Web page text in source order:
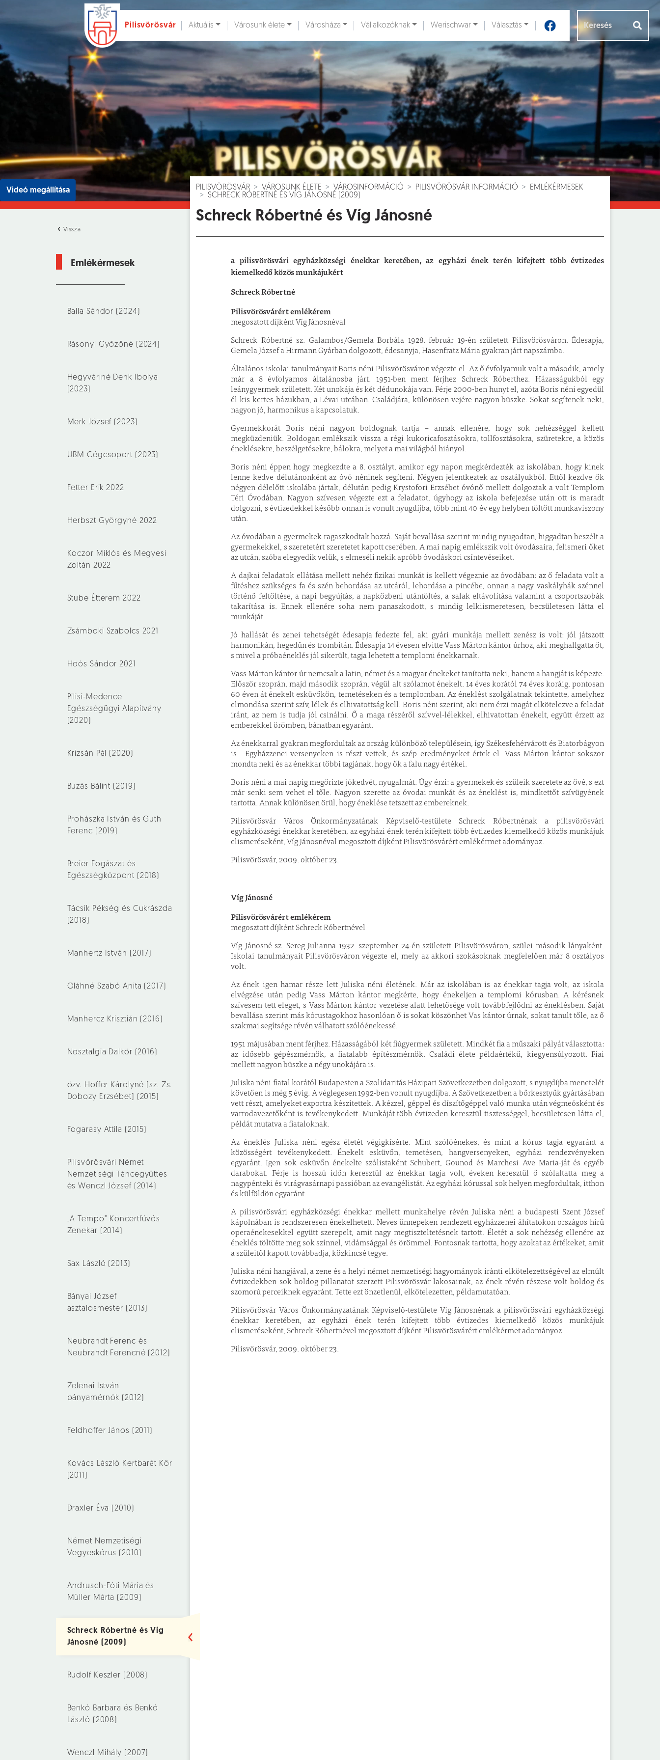
Ugrás a fő tartalomhoz
Pilisvörösvár Aktuális Városunk élete Városháza Vállalkozóknak Werischwar Választás
Videó megállítása
Vissza
Emlékérmesek
Balla Sándor (2024)
Rásonyi Győzőné (2024)
Hegyváriné Denk Ibolya
(2023)
Merk József (2023)
UBM Cégcsoport (2023)
Fetter Erik 2022
Herbszt Györgyné 2022
Koczor Miklós és Megyesi
Zoltán 2022
Stube Étterem 2022
Zsámboki Szabolcs 2021
Hoós Sándor 2021
Pilisi-Medence
Egészségügyi Alapítvány
(2020)
Krizsán Pál (2020)
Buzás Bálint (2019)
Prohászka István és Guth
Ferenc (2019)
Breier Fogászat és
Egészségközpont (2018)
Tácsik Pékség és Cukrászda
(2018)
Manhertz István (2017)
Oláhné Szabó Anita (2017)
Manhercz Krisztián (2016)
Nosztalgia Dalkör (2016)
özv. Hoffer Károlyné [sz. Zs.
Dobozy Erzsébet] (2015)
Fogarasy Attila (2015)
Pilisvörösvári Német
Nemzetiségi Táncegyüttes
és Wenczl József (2014)
„A Tempo” Koncertfúvós
Zenekar (2014)
Sax László (2013)
Bányai József
asztalosmester (2013)
Neubrandt Ferenc és
Neubrandt Ferencné (2012)
Zelenai István
bányamérnök (2012)
Feldhoffer János (2011)
Kovács László Kertbarát Kör
(2011)
Draxler Éva (2010)
Német Nemzetiségi
Vegyeskórus (2010)
Andrusch-Fóti Mária és
Müller Márta (2009)
Schreck Róbertné és Víg
Jánosné (2009)
Rudolf Keszler (2008)
Benkó Barbara és Benkó
László (2008)
Wenczl Mihály (2007)
PILISVÖRÖSVÁR VÁROSUNK ÉLETE VÁROSINFORMÁCIÓ PILISVÖRÖSVÁR INFORMÁCIÓ
EMLÉKÉRMESEK
SCHRECK RÓBERTNÉ ÉS VÍG JÁNOSNÉ (2009)
Schreck Róbertné és Víg Jánosné
a pilisvörösvári egyházközségi énekkar keretében, az egyházi ének terén kifejtett több évtizedes
kiemelkedő közös munkájukért
Schreck Róbertné
Pilisvörösvárért emlékérem
megosztott díjként Víg Jánosnéval
Schreck Róbertné sz. Galambos/Gemela Borbála 1928. február 19-én született Pilisvörösváron. Édesapja,
Gemela József a Hirmann Gyárban dolgozott, édesanyja, Hasenfratz Mária gyakran járt napszámba.
Általános iskolai tanulmányait Boris néni Pilisvörösváron végezte el. Az ő évfolyamuk volt a második, amely
már a 8 évfolyamos általánosba járt. 1951-ben ment férjhez Schreck Róberthez. Házasságukból egy
leánygyermek született. Két unokája és két dédunokája van. Férje 2000-ben hunyt el, azóta Boris néni egyedül
él kis kertes házukban, a Lévai utcában. Családjára, különösen vejére nagyon büszke. Sokat segítenek neki,
nagyon jó, harmonikus a kapcsolatuk.
Gyermekkorát Boris néni nagyon boldognak tartja – annak ellenére, hogy sok nehézséggel kellett
megküzdeniük. Boldogan emlékszik vissza a régi kukoricafosztásokra, tollfosztásokra, szüretekre, a közös
éneklésekre, beszélgetésekre, bálokra, melyet a mai világból hiányol.
Boris néni éppen hogy megkezdte a 8. osztályt, amikor egy napon megkérdezték az iskolában, hogy kinek
lenne kedve délutánonként az óvó néninek segíteni. Négyen jelentkeztek az osztályukból. Ettől kezdve ők
négyen délelőtt iskolába jártak, délután pedig Krystofori Erzsébet óvónő mellett dolgoztak a volt Templom
Téri Óvodában. Nagyon szívesen végezte ezt a feladatot, úgyhogy az iskola befejezése után ott is maradt
dolgozni, s évtizedekkel később onnan is vonult nyugdíjba, több mint 40 év egy helyben töltött munkaviszony
után.
Az óvodában a gyermekek ragaszkodtak hozzá. Saját bevallása szerint mindig nyugodtan, higgadtan beszélt a
gyermekekkel, s szeretetért szeretetet kapott cserében. A mai napig emlékszik volt óvodásaira, felismeri őket
az utcán, szóba elegyedik velük, s elmeséli nekik apróbb óvodáskori csíntevéseiket.
A dajkai feladatok ellátása mellett nehéz fizikai munkát is kellett végeznie az óvodában: az ő feladata volt a
fűtéshez szükséges fa és szén behordása az utcáról, lehordása a pincébe, onnan a nagy vaskályhák szénnel
történő feltöltése, a napi begyújtás, a napközbeni utántöltés, a salak eltávolítása valamint a csoportszobák
takarítása is. Ennek ellenére soha nem panaszkodott, s mindig lelkiismeretesen, becsületesen látta el
munkáját.
Jó hallását és zenei tehetségét édesapja fedezte fel, aki gyári munkája mellett zenész is volt: jól játszott
harmonikán, hegedűn és trombitán. Édesapja 14 évesen elvitte Vass Márton kántor úrhoz, aki meghallgatta őt,
s mivel a próbaéneklés jól sikerült, tagja lehetett a templomi énekkarnak.
Vass Márton kántor úr nemcsak a latin, német és a magyar énekeket tanította neki, hanem a hangját is képezte.
Először szoprán, majd második szoprán, végül alt szólamot énekelt. 14 éves korától 74 éves koráig, pontosan
60 éven át énekelt esküvőkön, temetéseken és a templomban. Az éneklést szolgálatnak tekintette, amelyhez
elmondása szerint szív, lélek és elhivatottság kell. Boris néni szerint, aki nem érzi magát elkötelezve a feladat
iránt, az nem is tudja jól csinálni. Ő a maga részéről szívvel-lélekkel, elhivatottan énekelt, együtt érzett az
emberekkel örömben, bánatban egyaránt.
Az énekkarral gyakran megfordultak az ország különböző településein, így Székesfehérvárott és Biatorbágyon
is. Egyházzenei versenyeken is részt vettek, és szép eredményeket értek el. Vass Márton kántor sokszor
mondta neki és az énekkar többi tagjának, hogy ők a falu nagy értékei.
Boris néni a mai napig megőrizte jókedvét, nyugalmát. Úgy érzi: a gyermekek és szüleik szeretete az övé, s ezt
már senki sem vehet el tőle. Nagyon szerette az óvodai munkát és az éneklést is, mindkettőt szívügyének
tartotta. Annak különösen örül, hogy éneklése tetszett az embereknek.
Pilisvörösvár Város Önkormányzatának Képviselő-testülete Schreck Róbertnénak a pilisvörösvári
egyházközségi énekkar keretében, az egyházi ének terén kifejtett több évtizedes kiemelkedő közös munkájuk
elismeréseként, Víg Jánosnéval megosztott díjként Pilisvörösvárért emlékérmet adományoz.
Pilisvörösvár, 2009. október 23.
Víg Jánosné
Pilisvörösvárért emlékérem
megosztott díjként Schreck Róbertnével
Víg Jánosné sz. Sereg Julianna 1932. szeptember 24-én született Pilisvörösváron, szülei második lányaként.
Iskolai tanulmányait Pilisvörösváron végezte el, mely az akkori szokásoknak megfelelően már 8 osztályos
volt.
Az ének igen hamar része lett Juliska néni életének. Már az iskolában is az énekkar tagja volt, az iskola
elvégzése után pedig Vass Márton kántor megkérte, hogy énekeljen a templomi kórusban. A kérésnek
szívesem tett eleget, s Vass Márton kántor vezetése alatt lehetősége volt továbbfejlődni az éneklésben. Saját
bevallása szerint más kórustagokhoz hasonlóan ő is sokat köszönhet Vas kántor úrnak, sokat tanult tőle, az ő
szakmai segítsége révén válhatott szólóénekessé.
1951 májusában ment férjhez. Házasságából két fiúgyermek született. Mindkét fia a műszaki pályát választotta:
az idősebb gépészmérnök, a fiatalabb építészmérnök. Családi élete példaértékű, kiegyensúlyozott. Fiai
mellett nagyon büszke a négy unokájára is.
Juliska néni fiatal korától Budapesten a Szolidaritás Házipari Szövetkezetben dolgozott, s nyugdíjba menetelét
követően is még 5 évig. A véglegesen 1992-ben vonult nyugdíjba. A Szövetkezetben a bőrkesztyűk gyártásában
vett részt, amelyeket exportra készítettek. A kézzel, géppel és díszítőgéppel való munka után végmeósként és
varrodavezetőként is tevékenykedett. Munkáját több évtizeden keresztül tisztességgel, becsületesen látta el,
példát mutatva a fiataloknak.
Az éneklés Juliska néni egész életét végigkísérte. Mint szólóénekes, és mint a kórus tagja egyaránt a
közösségért tevékenykedett. Énekelt esküvőn, temetésen, hangversenyeken, egyházi rendezvényeken
egyaránt. Igen sok esküvőn énekelte szólistaként Schubert, Gounod és Marchesi Ave Maria-ját és egyéb
darabokat. Férje is hosszú időn keresztül az énekkar tagja volt, éveken keresztül ő szólaltatta meg a
nagypénteki és virágvasárnapi passióban az evangélistát. Az egyházi kórussal sok helyen megfordultak, itthon
és külföldön egyaránt.
A pilisvörösvári egyházközségi énekkar mellett munkahelye révén Juliska néni a budapesti Szent József
kápolnában is rendszeresen énekelhetett. Neves ünnepeken rendezett egyházzenei áhítatokon országos hírű
operaénekesekkel együtt szerepelt, amit nagy megtiszteltetésnek tartott. Életét a sok nehézség ellenére az
éneklés töltötte meg sok színnel, vidámsággal és örömmel. Fontosnak tartotta, hogy azokat az értékeket, amit
a szüleitől kapott továbbadja, közkincsé tegye.
Juliska néni hangjával, a zene és a helyi német nemzetiségi hagyományok iránti elkötelezettségével az elmúlt
évtizedekben sok boldog pillanatot szerzett Pilisvörösvár lakosainak, az ének révén részese volt boldog és
szomorú perceiknek egyaránt. Tette ezt önzetlenül, elkötelezetten, példamutatóan.
Pilisvörösvár Város Önkormányzatának Képviselő-testülete Víg Jánosnénak a pilisvörösvári egyházközségi
énekkar keretében, az egyházi ének terén kifejtett több évtizedes kiemelkedő közös munkájuk
elismeréseként, Schreck Róbertnével megosztott díjként Pilisvörösvárért emlékérmet adományoz.
Pilisvörösvár, 2009. október 23.
Hírek [ Események [] Dokumentumok [ Aloldalak [ ]